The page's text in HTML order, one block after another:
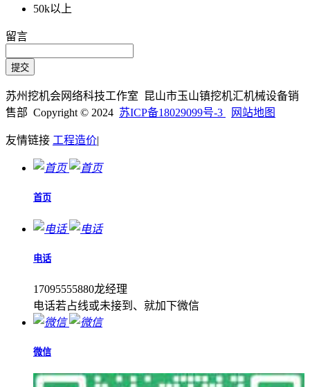
50k以上
留言
苏州挖机会网络科技工作室 昆山市玉山镇挖机汇机械设备销
售部 Copyright © 2024 苏ICP备18029099号-3 网站地图
友情链接 工程造价|
首页
电话
17095555880龙经理
电话若占线或未接到、就加下微信
微信